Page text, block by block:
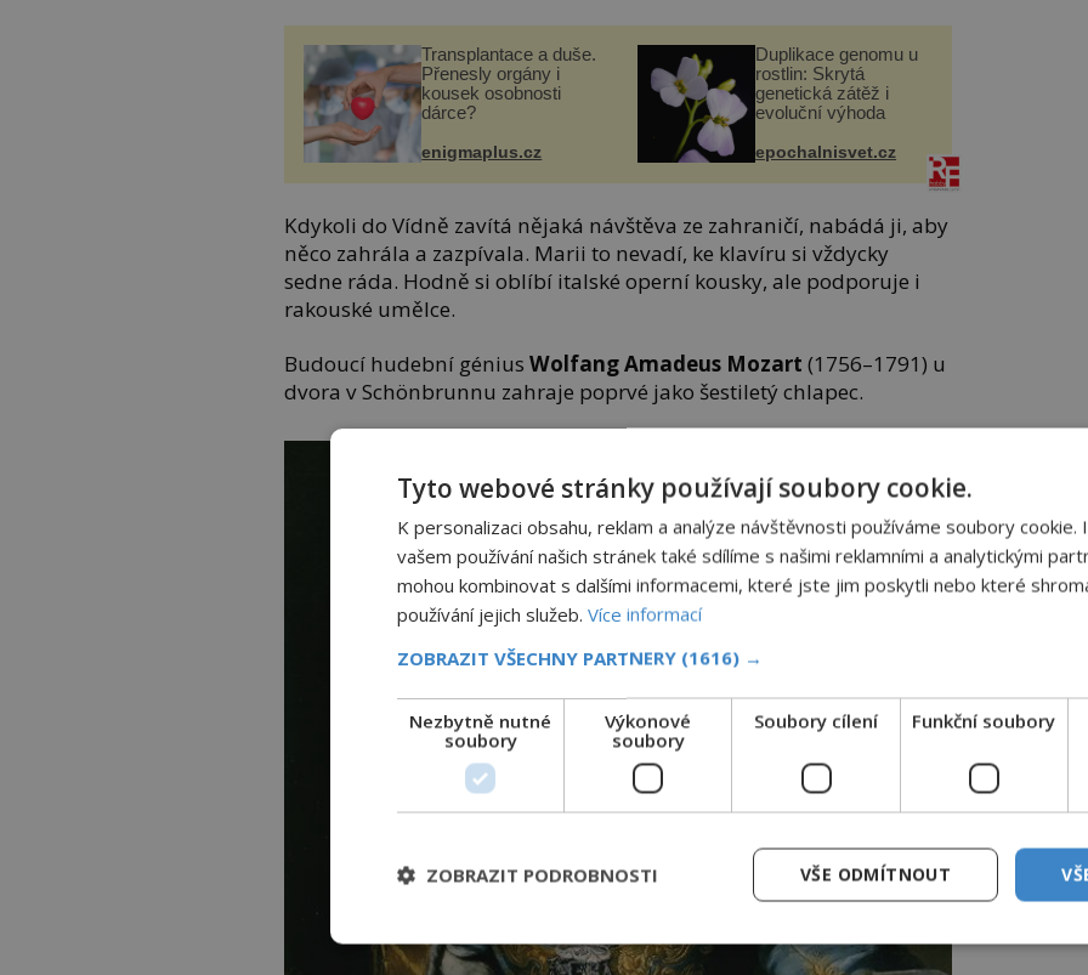
Transplantace a duše.
Přenesly orgány i
kousek osobnosti
dárce?
enigmaplus.cz
Duplikace genomu u
rostlin: Skrytá
genetická zátěž i
evoluční výhoda
epochalnisvet.cz
Kdykoli do Vídně zavítá nějaká návštěva ze zahraničí, nabádá ji, aby
něco zahrála a zazpívala. Marii to nevadí, ke klavíru si vždycky
sedne ráda. Hodně si oblíbí italské operní kousky, ale podporuje i
rakouské umělce.
Budoucí hudební géniusWolfang Amadeus Mozart (1756–1791) u
dvora v Schönbrunnu zahraje poprvé jako šestiletý chlapec.
Tyto webové stránky používají soubory cookie.
K personalizaci obsahu, reklam a analýze návštěvnosti používáme soubory cookie.
vašem používání našich stránek také sdílíme s našimi reklamními a analytickými
mohou kombinovat s dalšími informacemi, které jste jim poskytli nebo které
používání jejich služeb. Více informací
ZOBRAZIT VŠECHNY PARTNERY (1616) →
Nezbytně nutné
soubory
Výkonové
soubory
Soubory cílení Funkční soubory
VŠE ODMÍTNOUT
ZOBRAZIT PODROBNOSTI